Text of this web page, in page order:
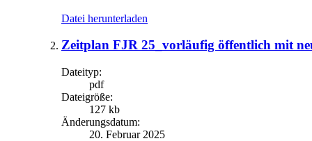
Datei herunterladen
Zeitplan FJR 25_vorläufig öffentlich mit
Dateityp:
pdf
Dateigröße:
127 kb
Änderungsdatum:
20. Februar 2025